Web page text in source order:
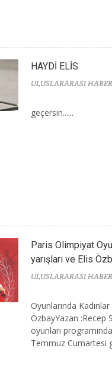
HAYDİ ELİS
ULUSLARARASI
geçersin......
Paris Olimpiyat
yarışları ve Elis
ULUSLARARASI
Oyunlarında
ÖzbayYazan :Recep
oyunları
Temmuz Cumartesi